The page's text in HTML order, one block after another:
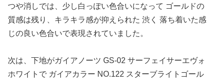
つや消しでは、少し白っぽい色合いになって ゴールドの
質感は残り、キラキラ感が抑えられた 渋く 落ち着いた感
じの良い色合いで表現されていました。
次は、下地がガイアノーツ GS-02 サーフェイサーエヴォ
ホワイトで ガイアカラー NO.122 スターブライトゴール